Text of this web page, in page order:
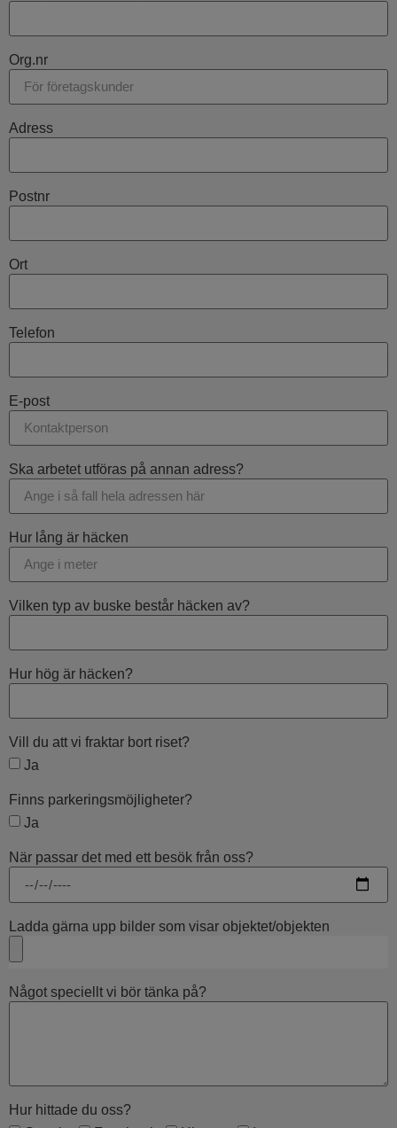
Org.nr
Adress
Postnr
Ort
Telefon
E-post
Ska arbetet utföras på annan adress?
Hur lång är häcken
Vilken typ av buske består häcken av?
Hur hög är häcken?
Vill du att vi fraktar bort riset?
Ja
Finns parkeringsmöjligheter?
Ja
När passar det med ett besök från oss?
Ladda gärna upp bilder som visar objektet/objekten
Något speciellt vi bör tänka på?
Hur hittade du oss?